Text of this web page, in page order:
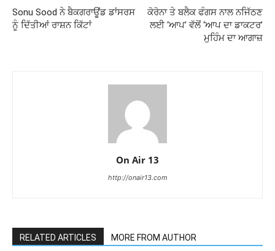
Sonu Sood ਨੇ ਬੈਕਗਰਾਊਂਡ ਡਾਂਸਰਸ
ਨੂੰ ਦਿੱਤੀਆਂ ਰਾਸ਼ਨ ਕਿੱਟਾਂ
ਕੋਰੋਨਾ ਤੇ ਬਲੈਕ ਫੰਗਸ ਨਾਲ ਨਜਿੱਠਣ
ਲਈ ‘ਆਪ’ ਵੱਲੋਂ ‘ਆਪ ਦਾ ਡਾਕਟਰ’
ਮੁਹਿੰਮ ਦਾ ਆਗਾਜ਼
On Air 13
http://onair13.com
RELATED ARTICLES MORE FROM AUTHOR